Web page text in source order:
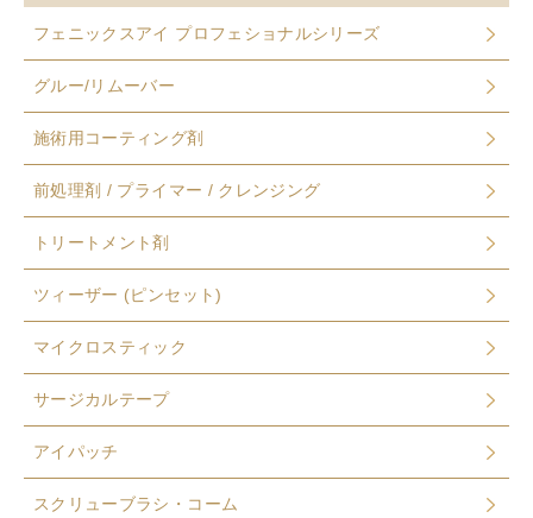
フェニックスアイ プロフェショナルシリーズ
グルー/リムーバー
施術用コーティング剤
前処理剤 / プライマー / クレンジング
トリートメント剤
ツィーザー (ピンセット)
マイクロスティック
サージカルテープ
アイパッチ
スクリューブラシ・コーム